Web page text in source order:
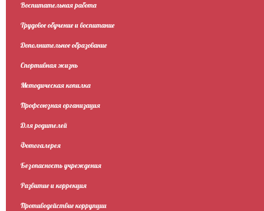
Воспитательная работа
Трудовое обучение и воспитание
Дополнительное образование
Спортивная жизнь
Методическая копилка
Профсоюзная организация
Для родителей
Фотогалерея
Безопасность учреждения
Развитие и коррекция
Противодействие коррупции